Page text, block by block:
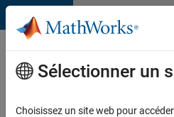
Passer au contenu
Votre
carrière
chez
Sélectionner un
Choisissez un site web pour